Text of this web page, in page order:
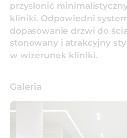
przysłonić
kliniki. Odpowiedni
dopasowanie drzwi do
stonowany i atrakcyjny
w wizerunek kliniki.
Galeria